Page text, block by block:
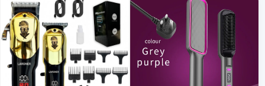
美髮電器,吹風機,直髮器, wholesale 美髮電器,
XOOBAY
全面評測美髮電器，助你輕鬆快速又省心選購